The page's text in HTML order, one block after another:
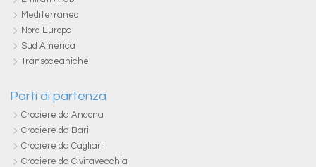
Mediterraneo
Nord Europa
Sud America
Transoceaniche
Porti di partenza
Crociere da Ancona
Crociere da Bari
Crociere da Cagliari
Crociere da Civitavecchia